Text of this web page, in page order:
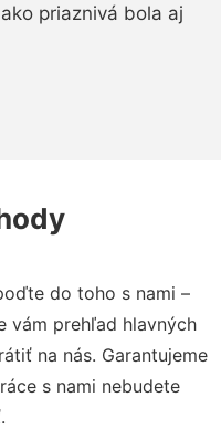
priaznivá bola aj
do toho s nami –
vám prehľad hlavných
na nás. Garantujeme
s nami nebudete